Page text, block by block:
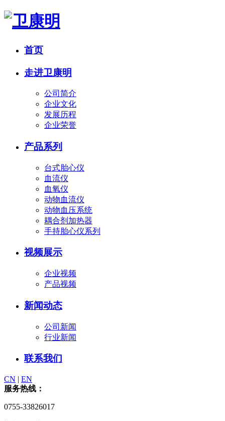
首页
走进卫康明
公司简介
企业文化
发展历程
企业荣誉
产品系列
台式胎心仪
血流仪
血氧仪
动物血流仪
动物血压系统
耦合剂加热器
手持胎心仪系列
视频展示
企业视频
产品视频
新闻动态
公司新闻
行业新闻
联系我们
CN | EN
服务热线：
0755-33826017